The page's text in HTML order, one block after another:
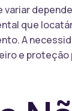
variar
que
A
e proteção